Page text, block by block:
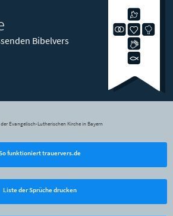
Bibelvers
Evangelisch-Lutherischen Kirche in Bayern
funktioniert trauervers.de
Liste der Sprüche drucken